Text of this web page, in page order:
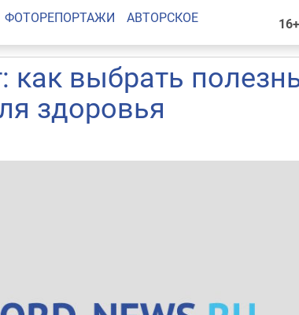
16+
ФОТОРЕПОРТАЖИ АВТОРСКОЕ
как выбрать
здоровья